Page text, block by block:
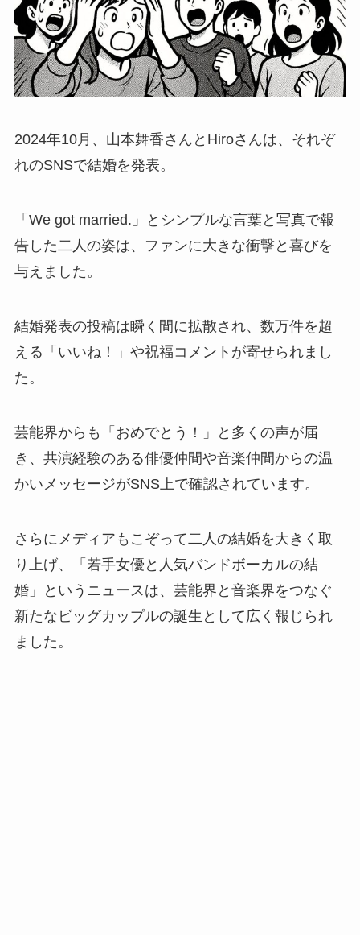
2024年10月、山本舞香さんとHiroさんは、それぞ
れのSNSで結婚を発表。
「We got married.」とシンプルな言葉と写真で報
告した二人の姿は、ファンに大きな衝撃と喜びを
与えました。
結婚発表の投稿は瞬く間に拡散され、数万件を超
える「いいね！」や祝福コメントが寄せられまし
た。
芸能界からも「おめでとう！」と多くの声が届
き、共演経験のある俳優仲間や音楽仲間からの温
かいメッセージがSNS上で確認されています。
さらにメディアもこぞって二人の結婚を大きく取
り上げ、「若手女優と人気バンドボーカルの結
婚」というニュースは、芸能界と音楽界をつなぐ
新たなビッグカップルの誕生として広く報じられ
ました。